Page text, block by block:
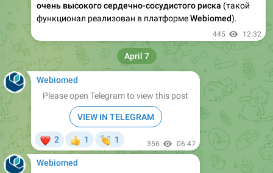
очень высокого сердечно-сосудистого риска (такой
функционал реализован в платформеWebiomed).
445 12:32
Webiomed
Please open Telegram to view this post
VIEW IN TELEGRAM
2 1
👏
1 356 06:47
April 7
Webiomed